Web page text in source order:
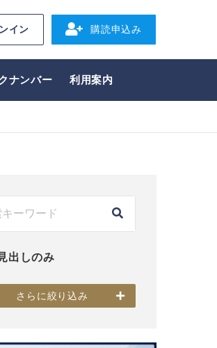
イン 購読申込み
ナンバー 利用案内
出しのみ
さらに絞り込み